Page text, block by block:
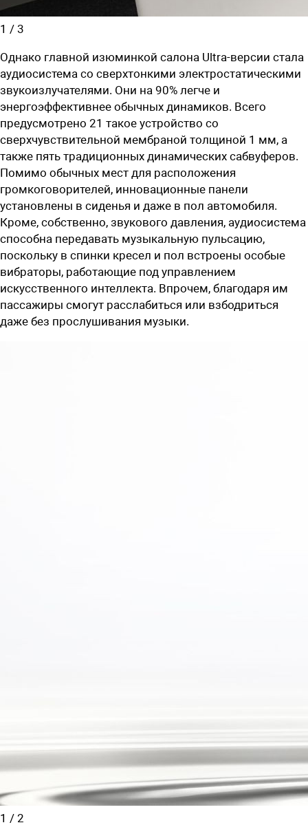
1 / 3
Однако главной изюминкой салона Ultra-версии стала
аудиосистема со сверхтонкими электростатическими
звукоизлучателями. Они на 90% легче и
энергоэффективнее обычных динамиков. Всего
предусмотрено 21 такое устройство со
сверхчувствительной мембраной толщиной 1 мм, а
также пять традиционных динамических сабвуферов.
Помимо обычных мест для расположения
громкоговорителей, инновационные панели
установлены в сиденья и даже в пол автомобиля.
Кроме, собственно, звукового давления, аудиосистема
способна передавать музыкальную пульсацию,
поскольку в спинки кресел и пол встроены особые
вибраторы, работающие под управлением
искусственного интеллекта. Впрочем, благодаря им
пассажиры смогут расслабиться или взбодриться
даже без прослушивания музыки.
1 / 2